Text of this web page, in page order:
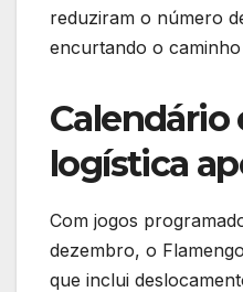
reduziram o número
encurtando o caminho
Calendário
logística
Com jogos
dezembro, o
que inclui